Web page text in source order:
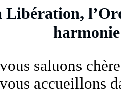
Libération,
saluons
accueillons